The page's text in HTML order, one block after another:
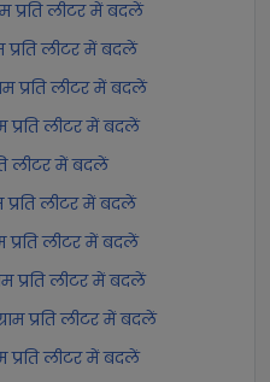
प्रति लीटर में बदलें
प्रति लीटर में बदलें
प्रति लीटर में बदलें
प्रति लीटर में बदलें
लीटर में बदलें
प्रति लीटर में बदलें
प्रति लीटर में बदलें
प्रति लीटर में बदलें
प्रति लीटर में बदलें
प्रति लीटर में बदलें